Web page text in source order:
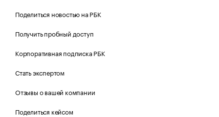
Поделиться новостью на РБК
Получить пробный доступ
Корпоративная подписка РБК
Стать экспертом
Отзывы о вашей компании
Поделиться кейсом